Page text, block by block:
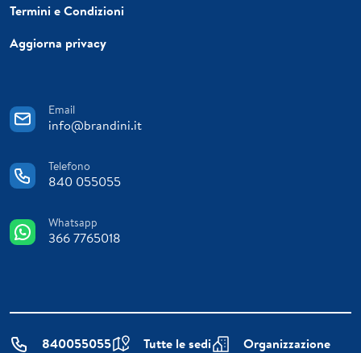
Termini e Condizioni
Aggiorna privacy
Email
info@brandini.it
Telefono
840 055055
Whatsapp
366 7765018
840055055 Tutte le sedi
Organizzazione